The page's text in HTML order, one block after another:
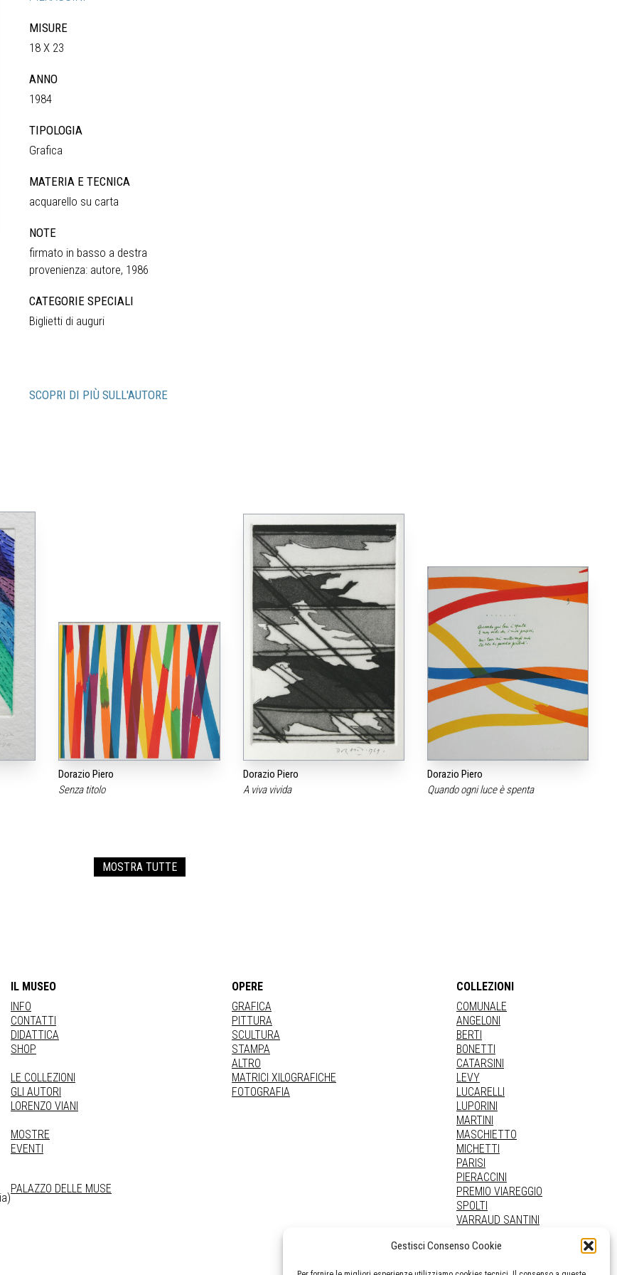
Gestisci Consenso Cookie
MISURE
18 X 23
ANNO
1984
TIPOLOGIA
Grafica
MATERIA E TECNICA
acquarello su carta
NOTE
firmato in basso a destra
provenienza: autore, 1986
CATEGORIE SPECIALI
Biglietti di auguri
SCOPRI DI PIÙ SULL'AUTORE
Dorazio Piero
Senza titolo
Dorazio Piero
A viva vivida
Dorazio Piero
Quando ogni luce è spenta
MOSTRA TUTTE
IL MUSEO
INFO
CONTATTI
DIDATTICA
SHOP
LE COLLEZIONI
GLI AUTORI
LORENZO VIANI
MOSTRE
EVENTI
PALAZZO DELLE MUSE
OPERE
GRAFICA
PITTURA
SCULTURA
STAMPA
ALTRO
MATRICI XILOGRAFICHE
FOTOGRAFIA
COLLEZIONI
COMUNALE
ANGELONI
BERTI
BONETTI
CATARSINI
LEVY
LUCARELLI
LUPORINI
MARTINI
MASCHIETTO
MICHETTI
PARISI
PIERACCINI
PREMIO VIAREGGIO
SPOLTI
VARRAUD SANTINI